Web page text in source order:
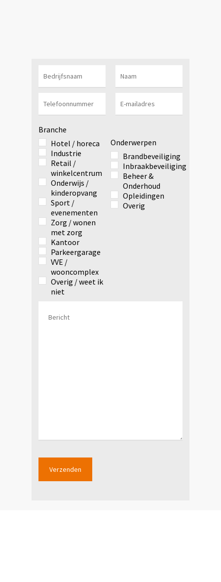
Branche
Hotel / horeca
Industrie
Retail /
winkelcentrum
Onderwijs /
kinderopvang
Sport /
evenementen
Zorg / wonen
met zorg
Kantoor
Parkeergarage
VVE /
wooncomplex
Overig / weet ik
niet
Onderwerpen
Brandbeveiliging
Inbraakbeveiliging
Beheer &
Onderhoud
Opleidingen
Overig